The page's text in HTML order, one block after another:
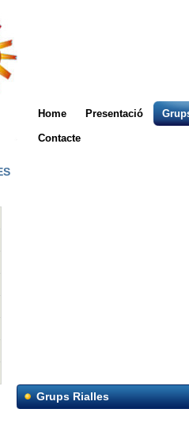
Home Presentació
Contacte
Grups Rialles